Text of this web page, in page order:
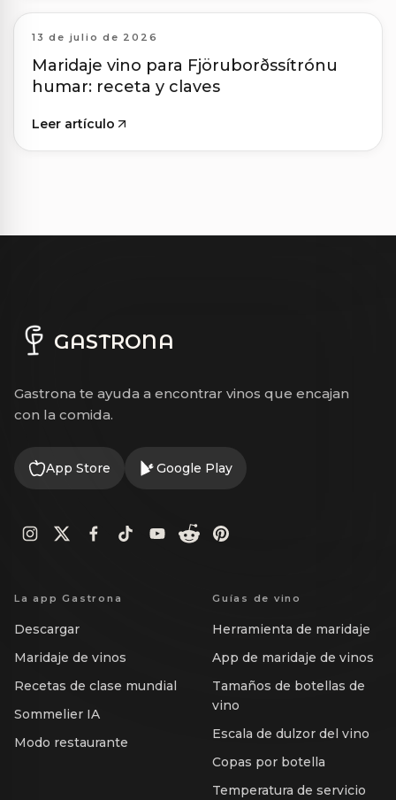
13 de julio de 2026
Maridaje vino para Fjöruborðssítrónu
humar: receta y claves
Leer artículo
GASTRONA
Gastrona te ayuda a encontrar vinos que encajan
con la comida.
App Store Google Play
La app Gastrona
Descargar
Maridaje de vinos
Recetas de clase mundial
Sommelier IA
Modo restaurante
Guías de vino
Herramienta de maridaje
App de maridaje de vinos
Tamaños de botellas de
vino
Escala de dulzor del vino
Copas por botella
Temperatura de servicio